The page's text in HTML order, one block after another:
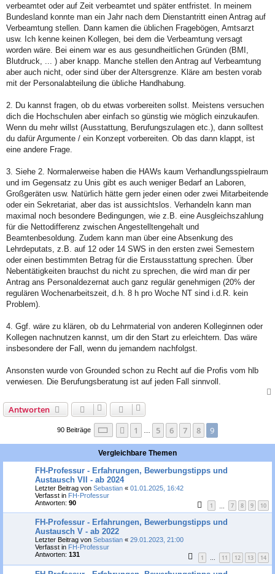
verbeamtet oder auf Zeit verbeamtet und später entfristet. In meinem
Bundesland konnte man ein Jahr nach dem Dienstantritt einen Antrag auf
Verbeamtung stellen. Dann kamen die üblichen Fragebögen, Amtsarzt
usw. Ich kenne keinen Kollegen, bei dem die Verbeamtung versagt
worden wäre. Bei einem war es aus gesundheitlichen Gründen (BMI,
Blutdruck, ... ) aber knapp. Manche stellen den Antrag auf Verbeamtung
aber auch nicht, oder sind über der Altersgrenze. Kläre am besten vorab
mit der Personalabteilung die übliche Handhabung.
2. Du kannst fragen, ob du etwas vorbereiten sollst. Meistens versuchen
dich die Hochschulen aber einfach so günstig wie möglich einzukaufen.
Wenn du mehr willst (Ausstattung, Berufungszulagen etc.), dann solltest
du dafür Argumente / ein Konzept vorbereiten. Ob das dann klappt, ist
eine andere Frage.
3. Siehe 2. Normalerweise haben die HAWs kaum Verhandlungsspielraum
und im Gegensatz zu Unis gibt es auch weniger Bedarf an Laboren,
Großgeräten usw. Natürlich hätte gern jeder einen oder zwei Mitarbeitende
oder ein Sekretariat, aber das ist aussichtslos. Verhandeln kann man
maximal noch besondere Bedingungen, wie z.B. eine Ausgleichszahlung
für die Nettodifferenz zwischen Angestelltengehalt und
Beamtenbesoldung. Zudem kann man über eine Absenkung des
Lehrdeputats, z.B. auf 12 oder 14 SWS in den ersten zwei Semestern
oder einen bestimmten Betrag für die Erstausstattung sprechen. Über
Nebentätigkeiten brauchst du nicht zu sprechen, die wird man dir per
Antrag ans Personaldezernat auch ganz regulär genehmigen (20% der
regulären Wochenarbeitszeit, d.h. 8 h pro Woche NT sind i.d.R. kein
Problem).
4. Ggf. wäre zu klären, ob du Lehrmaterial von anderen Kolleginnen oder
Kollegen nachnutzen kannst, um dir den Start zu erleichtern. Das wäre
insbesondere der Fall, wenn du jemandem nachfolgst.
Ansonsten wurde von Grounded schon zu Recht auf die Profis vom hlb
verwiesen. Die Berufungsberatung ist auf jeden Fall sinnvoll.
Antworten
90 Beiträge Seite von
Vorherige
1 5 6 7 8 9
Vergleichbare Themen
FH-Professur - Erfahrungen, Bewerbungstipps und
Austausch VII - ab 2024
Letzter Beitrag von Sebastian « 01.01.2025, 16:42
Verfasst in FH-Professur
Antworten: 90 1 7 8 9 10
FH-Professur - Erfahrungen, Bewerbungstipps und
Austausch V - ab 2022
Letzter Beitrag von Sebastian « 29.01.2023, 21:00
Verfasst in FH-Professur
Antworten: 131 1 … 11 12 13 14